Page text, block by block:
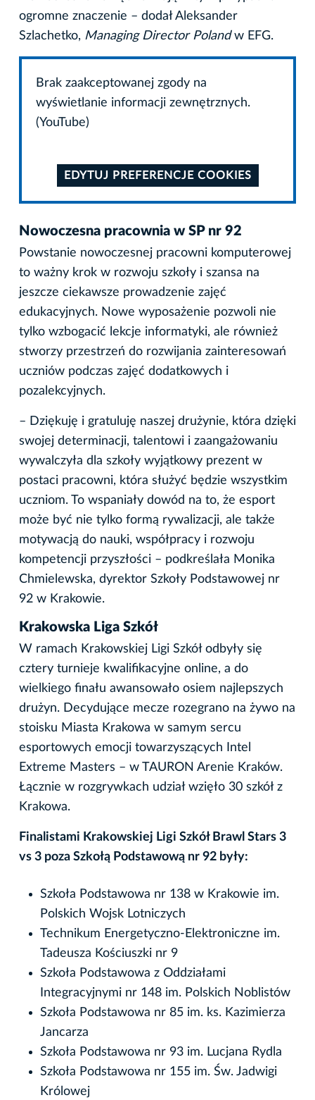
ogromne znaczenie – dodał Aleksander
Szlachetko, Managing Director Polandw EFG.
Brak zaakceptowanej zgody na
wyświetlanie informacji zewnętrznych.
(YouTube)
EDYTUJ PREFERENCJE COOKIES
Nowoczesna pracownia w SP nr 92
Powstanie nowoczesnej pracowni komputerowej
to ważny krok w rozwoju szkoły i szansa na
jeszcze ciekawsze prowadzenie zajęć
edukacyjnych. Nowe wyposażenie pozwoli nie
tylko wzbogacić lekcje informatyki, ale również
stworzy przestrzeń do rozwijania zainteresowań
uczniów podczas zajęć dodatkowych i
pozalekcyjnych.
– Dziękuję i gratuluję naszej drużynie, która dzięki
swojej determinacji, talentowi i zaangażowaniu
wywalczyła dla szkoły wyjątkowy prezent w
postaci pracowni, która służyć będzie wszystkim
uczniom. To wspaniały dowód na to, że esport
może być nie tylko formą rywalizacji, ale także
motywacją do nauki, współpracy i rozwoju
kompetencji przyszłości – podkreślała Monika
Chmielewska, dyrektor Szkoły Podstawowej nr
92 w Krakowie.
Krakowska Liga Szkół
W ramach Krakowskiej Ligi Szkół odbyły się
cztery turnieje kwalifikacyjne online, a do
wielkiego finału awansowało osiem najlepszych
drużyn. Decydujące mecze rozegrano na żywo na
stoisku Miasta Krakowa w samym sercu
esportowych emocji towarzyszących Intel
Extreme Masters – w TAURON Arenie Kraków.
Łącznie w rozgrywkach udział wzięło 30 szkół z
Krakowa.
Finalistami Krakowskiej Ligi Szkół Brawl Stars 3
vs 3 poza Szkołą Podstawową nr 92 były:
Szkoła Podstawowa nr 138 w Krakowie im.
Polskich Wojsk Lotniczych
Technikum Energetyczno-Elektroniczne im.
Tadeusza Kościuszki nr 9
Szkoła Podstawowa z Oddziałami
Integracyjnymi nr 148 im. Polskich Noblistów
Szkoła Podstawowa nr 85 im. ks. Kazimierza
Jancarza
Szkoła Podstawowa nr 93 im. Lucjana Rydla
Szkoła Podstawowa nr 155 im. Św. Jadwigi
Królowej